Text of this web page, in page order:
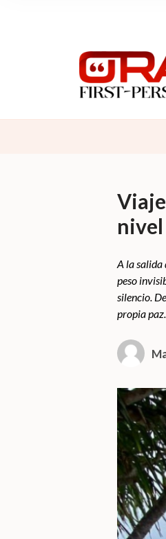
SUPPORT
CONTÁCTANOS
nivel
A la salida
peso
silencio.
propia paz.